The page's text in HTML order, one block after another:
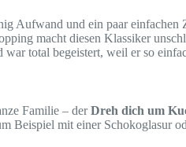
Aufwand und ein paar einfachen
macht diesen Klassiker
total begeistert, weil er so
Familie – derDreh dich um
mit einer Schokoglasur